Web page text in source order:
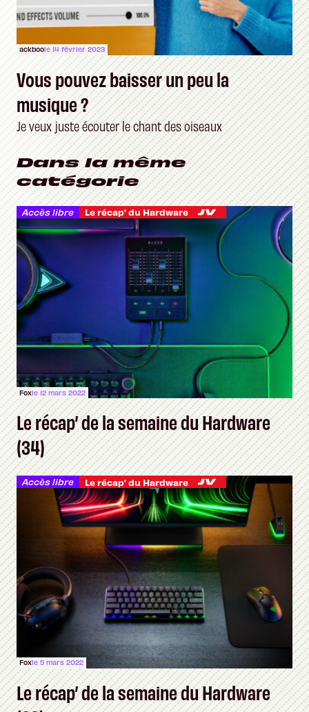
ackboole 14 février 2023
Vous pouvez baisser un peu la
musique ?
Je veux juste écouter le chant des oiseaux
Dans la même
catégorie
Accès libre Le récap' du Hardware
Foxle 12 mars 2022
Le récap’ de la semaine du Hardware
(34)
Accès libre Le récap' du Hardware
Foxle 5 mars 2022
Le récap’ de la semaine du Hardware